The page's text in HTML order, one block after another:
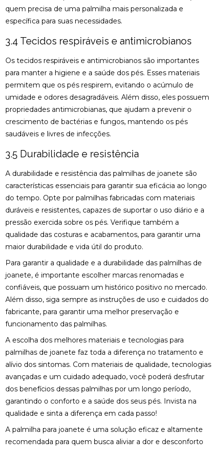
quem precisa de uma palmilha mais personalizada e
específica para suas necessidades.
3.4 Tecidos respiráveis e antimicrobianos
Os tecidos respiráveis e antimicrobianos são importantes
para manter a higiene e a saúde dos pés. Esses materiais
permitem que os pés respirem, evitando o acúmulo de
umidade e odores desagradáveis. Além disso, eles possuem
propriedades antimicrobianas, que ajudam a prevenir o
crescimento de bactérias e fungos, mantendo os pés
saudáveis e livres de infecções.
3.5 Durabilidade e resistência
A durabilidade e resistência das palmilhas de joanete são
características essenciais para garantir sua eficácia ao longo
do tempo. Opte por palmilhas fabricadas com materiais
duráveis e resistentes, capazes de suportar o uso diário e a
pressão exercida sobre os pés. Verifique também a
qualidade das costuras e acabamentos, para garantir uma
maior durabilidade e vida útil do produto.
Para garantir a qualidade e a durabilidade das palmilhas de
joanete, é importante escolher marcas renomadas e
confiáveis, que possuam um histórico positivo no mercado.
Além disso, siga sempre as instruções de uso e cuidados do
fabricante, para garantir uma melhor preservação e
funcionamento das palmilhas.
A escolha dos melhores materiais e tecnologias para
palmilhas de joanete faz toda a diferença no tratamento e
alívio dos sintomas. Com materiais de qualidade, tecnologias
avançadas e um cuidado adequado, você poderá desfrutar
dos benefícios dessas palmilhas por um longo período,
garantindo o conforto e a saúde dos seus pés. Invista na
qualidade e sinta a diferença em cada passo!
A palmilha para joanete é uma solução eficaz e altamente
recomendada para quem busca aliviar a dor e desconforto
DESCUBRA OS BENEFÍCIOS DA OSTEOPATIA
DESCUBRA OS BENEFÍCIOS DA QUIROPRAXIA NA
FISIOTERAPIA
OSTEOPATIA PARA SUA SAÚDE
DICAS PARA ESCOLHER A MELHOR PALMILHA PARA
JOANETE
EM QUAIS CASOS A FISIOTERAPIA É
RECOMENDADA?
ENCONTRE A CLÍNICA DE QUIROPRAXIA PERTO DE
ENCONTRE A MELHOR CLÍNICA DE QUIROPRAXIA
PERTO DE VOCÊ
ENCONTRE QUIROPRAXIA PERTO DE VOCÊ
ENCONTRE QUIROPRAXIA PERTO DE VOCÊ E
MELHORE A SAÚDE
ENCONTRE QUIROPRAXIA PERTO DE VOCÊ E
MELHORE SUA SAÚDE
ENCONTRE QUIROPRAXIA PERTO DE VOCÊ PARA
ALÍVIO E BEM-ESTAR
ENCONTRE QUIROPRAXIA PERTO DE VOCÊ: TUDO
SOBRE O TEMA
ESTRATÉGIAS PARA ALIVIAR O NEUROMA DE
MORTON COM PALMILHAS
FATORES QUE IMPACTAM O PREÇO DE PALMILHA
FISIOTERAPIA DE REABILITAÇÃO VESTIBULAR PARA
MELHORAR SEU EQUILÍBRIO
FISIOTERAPIA DE REABILITAÇÃO VESTIBULAR PARA